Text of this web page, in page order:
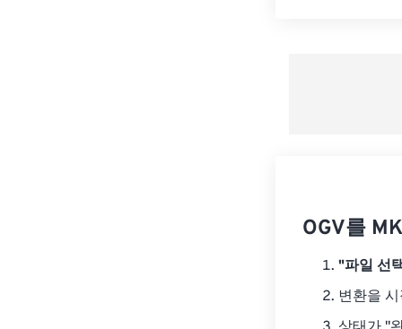
OGV를
"파일 선
변환을